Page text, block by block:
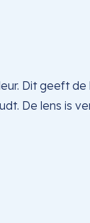
Dit geeft
De lens is